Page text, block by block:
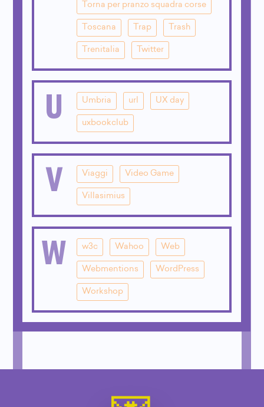
Torna per pranzo squadra corse
Toscana Trap Trash
Trenitalia Twitter
U Umbria url UX day
uxbookclub
V Viaggi Video Game
Villasimius
W w3c Wahoo Web
Webmentions WordPress
Workshop